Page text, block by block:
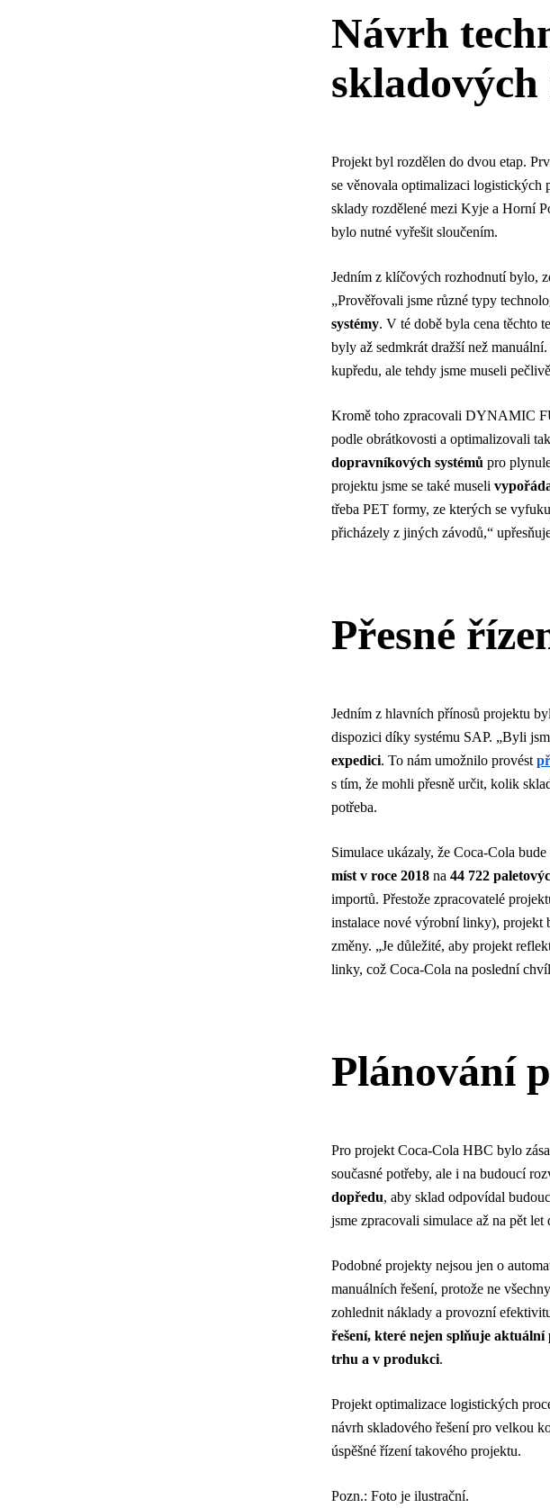
Návrh
skladových
Projekt byl rozdělen do dvou etap.
se věnovala optimalizaci logistických
sklady rozdělené mezi Kyje a Horní
bylo nutné vyřešit sloučením.
Jedním z klíčových rozhodnutí bylo,
„Prověřovali jsme různé typy
systémy. V té době byla cena těchto
byly až sedmkrát dražší než
kupředu, ale tehdy jsme museli
Kromě toho zpracovali DYNAMIC
podle obrátkovosti a optimalizovali
dopravníkových systémů pro
projektu jsme se také museli
třeba PET formy, ze kterých se
přicházely z jiných závodů,“
Přesné
Jedním z hlavních přínosů projektu
dispozici díky systému SAP. „Byli
expedici. To nám umožnilo provést
s tím, že mohli přesně určit, kolik
potřeba.
Simulace ukázaly, že Coca-Cola
míst v roce 2018 na 44 722
importů. Přestože zpracovatelé
instalace nové výrobní linky), projekt
změny. „Je důležité, aby projekt
linky, což Coca-Cola na poslední
Plánování
Pro projekt Coca-Cola HBC bylo
současné potřeby, ale i na budoucí
dopředu, aby sklad odpovídal
jsme zpracovali simulace až na pět
Podobné projekty nejsou jen o
manuálních řešení, protože ne
zohlednit náklady a provozní
řešení, které nejen splňuje aktuální
trhu a v produkci.
Projekt optimalizace logistických
návrh skladového řešení pro velkou
úspěšné řízení takového projektu.
Pozn.: Foto je ilustrační.